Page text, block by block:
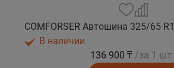
В наличии
136 900 ₸ /за 1 шт.